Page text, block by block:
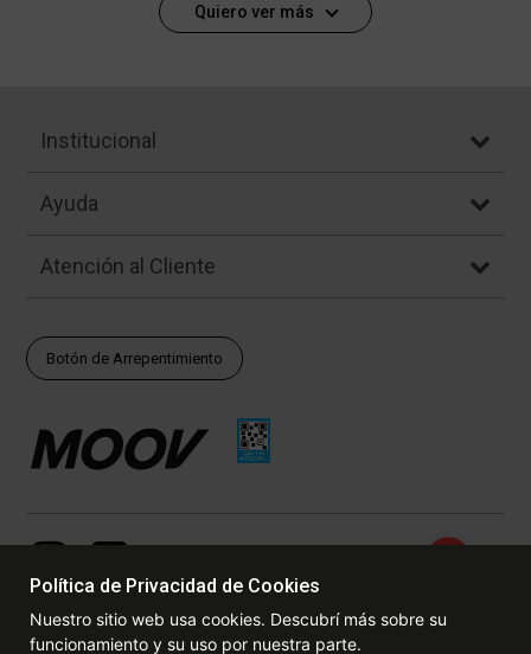
Quiero ver más
Institucional
Ayuda
Atención al Cliente
Botón de Arrepentimiento
Política de Privacidad de Cookies
Nuestro sitio web usa cookies. Descubrí más sobre su
funcionamiento y su uso por nuestra parte.